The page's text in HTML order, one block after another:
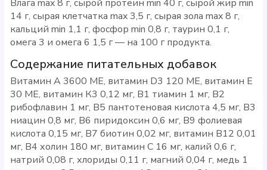
Влага max 8 г, сырой протеин min 40 г, сырой жир min
14 г, сырая клетчатка max 3,5 г, сырая зола max 8 г,
кальций min 1,1 г, фосфор min 0,8 г, таурин 0,1 г,
омега 3 и омега 6 1,5 г — на 100 г продукта.
Содержание питательных добавок
Витамин А 3600 МЕ, витамин D3 120 МЕ, витамин Е
30 МЕ, витамин К3 0,12 мг, В1 тиамин 1 мг, В2
рибофлавин 1 мг, В5 пантотеновая кислота 4,5 мг, В3
ниацин 0,8 мг, В6 пиридоксин 0,6 мг, В9 фолиевая
кислота 0,15 мг, В7 биотин 0,02 мг, витамин В12 0,01
мг, В4 холин 180 мг, витамин С 16 мг, калий 0,6 г,
натрий 0,08 г, хлориды 0,11 г, магний 0,04 г, медь 1